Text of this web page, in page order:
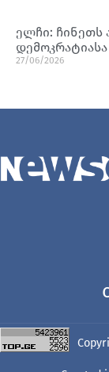
ელჩი: ჩინეთს
27/06/2026